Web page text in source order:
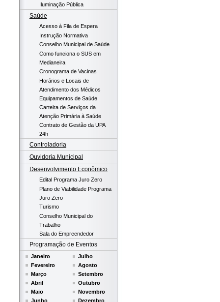
Iluminação Pública
Saúde
Acesso à Fila de Espera
Instrução Normativa
Conselho Municipal de Saúde
Como funciona o SUS em
Medianeira
Cronograma de Vacinas
Horários e Locais de
Atendimento dos Médicos
Equipamentos de Saúde
Carteira de Serviços da
Atenção Primária à Saúde
Contrato de Gestão da UPA
24h
Controladoria
Ouvidoria Municipal
Desenvolvimento Econômico
Edital Programa Juro Zero
Plano de Viabilidade Programa
Juro Zero
Turismo
Conselho Municipal do
Trabalho
Sala do Empreendedor
Programação de Eventos
Janeiro
Fevereiro
Março
Abril
Maio
Junho
Julho
Agosto
Setembro
Outubro
Novembro
Dezembro